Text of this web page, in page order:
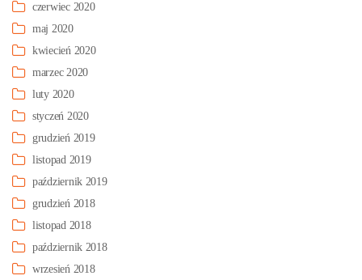
czerwiec 2020
maj 2020
kwiecień 2020
marzec 2020
luty 2020
styczeń 2020
grudzień 2019
listopad 2019
październik 2019
grudzień 2018
listopad 2018
październik 2018
wrzesień 2018